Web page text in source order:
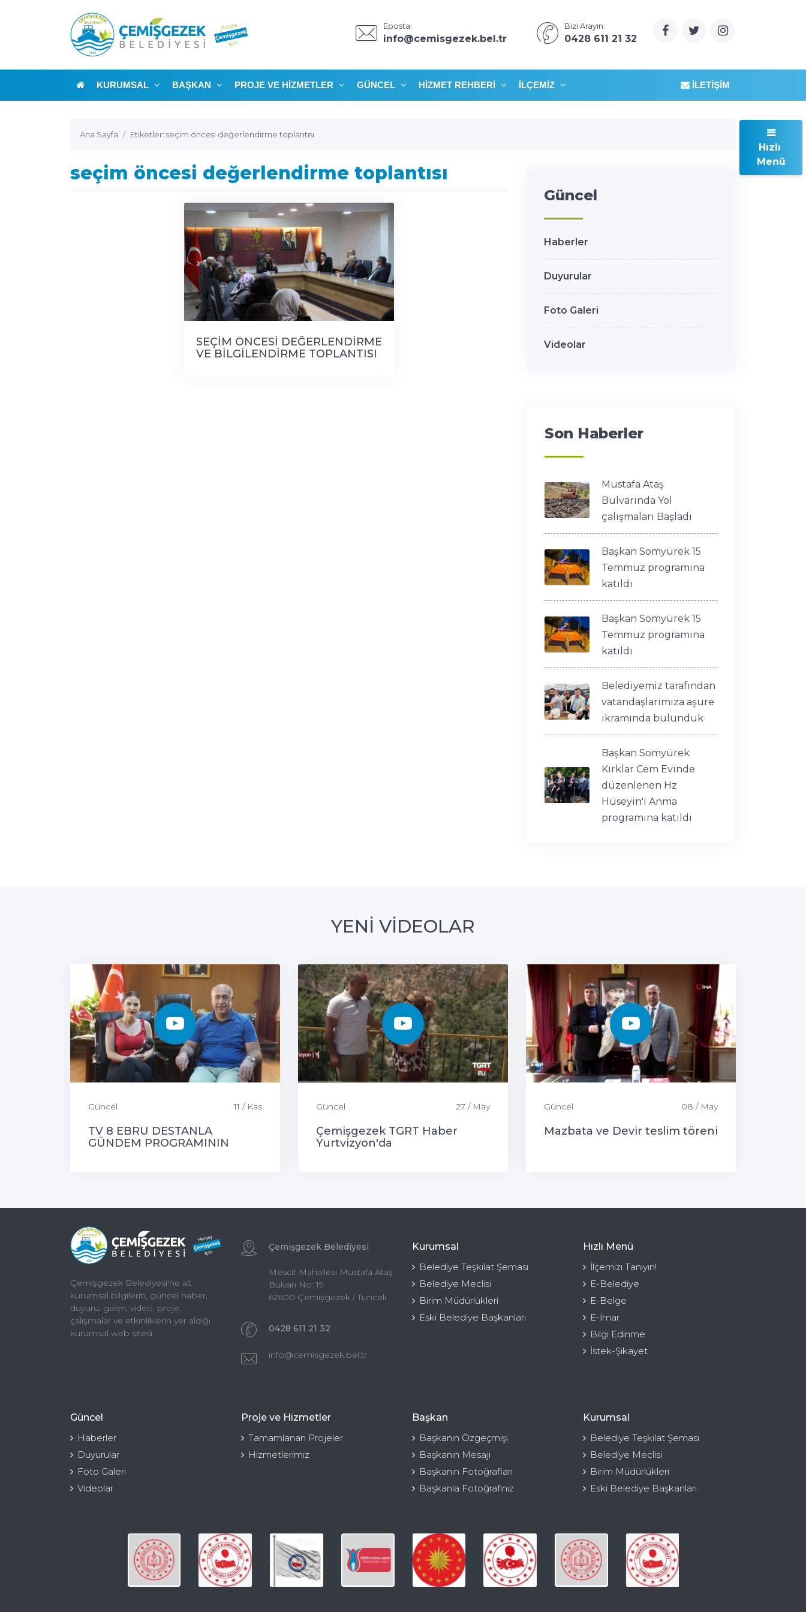
Eposta:
info@cemisgezek.bel.tr
Bizi Arayın:
0428 611 21 32
KURUMSAL BAŞKAN PROJE VE HIZMETLER GÜNCEL HIZMET REHBERI İLÇEMIZ İLETIŞIM
Ana Sayfa Etiketler: seçim öncesi değerlendirme toplantısı
seçim öncesi değerlendirme toplantısı
SEÇİM ÖNCESİ DEĞERLENDİRME
VE BİLGİLENDİRME TOPLANTISI
Güncel
Haberler
Duyurular
Foto Galeri
Videolar
Son Haberler
Mustafa Ataş
Bulvarında Yol
çalışmaları Başladı
Başkan Somyürek 15
Temmuz programına
katıldı
Başkan Somyürek 15
Temmuz programına
katıldı
Belediyemiz tarafından
vatandaşlarımıza aşure
ikramında bulunduk
Başkan Somyürek
Kırklar Cem Evinde
düzenlenen Hz
Hüseyin'i Anma
programına katıldı
YENİ VİDEOLAR
Güncel 11 / Kas
TV 8 EBRU DESTANLA
GÜNDEM PROGRAMININ
Güncel 27 / May
Çemişgezek TGRT Haber
Yurtvizyon'da
Güncel 08 / May
Mazbata ve Devir teslim töreni
Çemişgezek Belediyesi'ne ait
kurumsal bilgilerin, güncel haber,
duyuru, galeri, video, proje,
çalışmalar ve etkinliklerin yer aldığı
kurumsal web sitesi.
Çemişgezek Belediyesi
Mescit Mahallesi Mustafa Ataş
Bulvarı No: 19
62600 Çemişgezek / Tunceli
0428 611 21 32
info@cemisgezek.bel.tr
Kurumsal
Belediye Teşkilat Şeması
Belediye Meclisi
Birim Müdürlükleri
Eski Belediye Başkanları
Hızlı Menü
İlçemizi Tanıyın!
E-Belediye
E-Belge
E-İmar
Bilgi Edinme
İstek-Şikayet
Güncel
Haberler
Duyurular
Foto Galeri
Videolar
Proje ve Hizmetler
Tamamlanan Projeler
Hizmetlerimiz
Başkan
Başkanın Özgeçmişi
Başkanın Mesajı
Başkanın Fotoğrafları
Başkanla Fotoğrafınız
Kurumsal
Belediye Teşkilat Şeması
Belediye Meclisi
Birim Müdürlükleri
Eski Belediye Başkanları
Hızlı
Menü